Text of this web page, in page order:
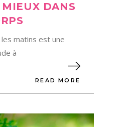
DANS
matins est une
à
READ MORE